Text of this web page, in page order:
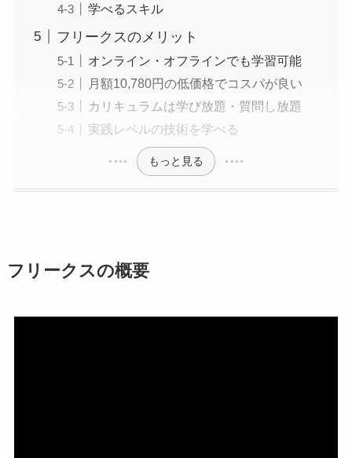
学べるスキル
フリークスのメリット
オンライン・オフラインでも学習可能
月額10,780円の低価格でコスパが良い
カリキュラムは学び放題・質問し放題
実践レベルの技術を学べる
もっと見る
フリークスの概要